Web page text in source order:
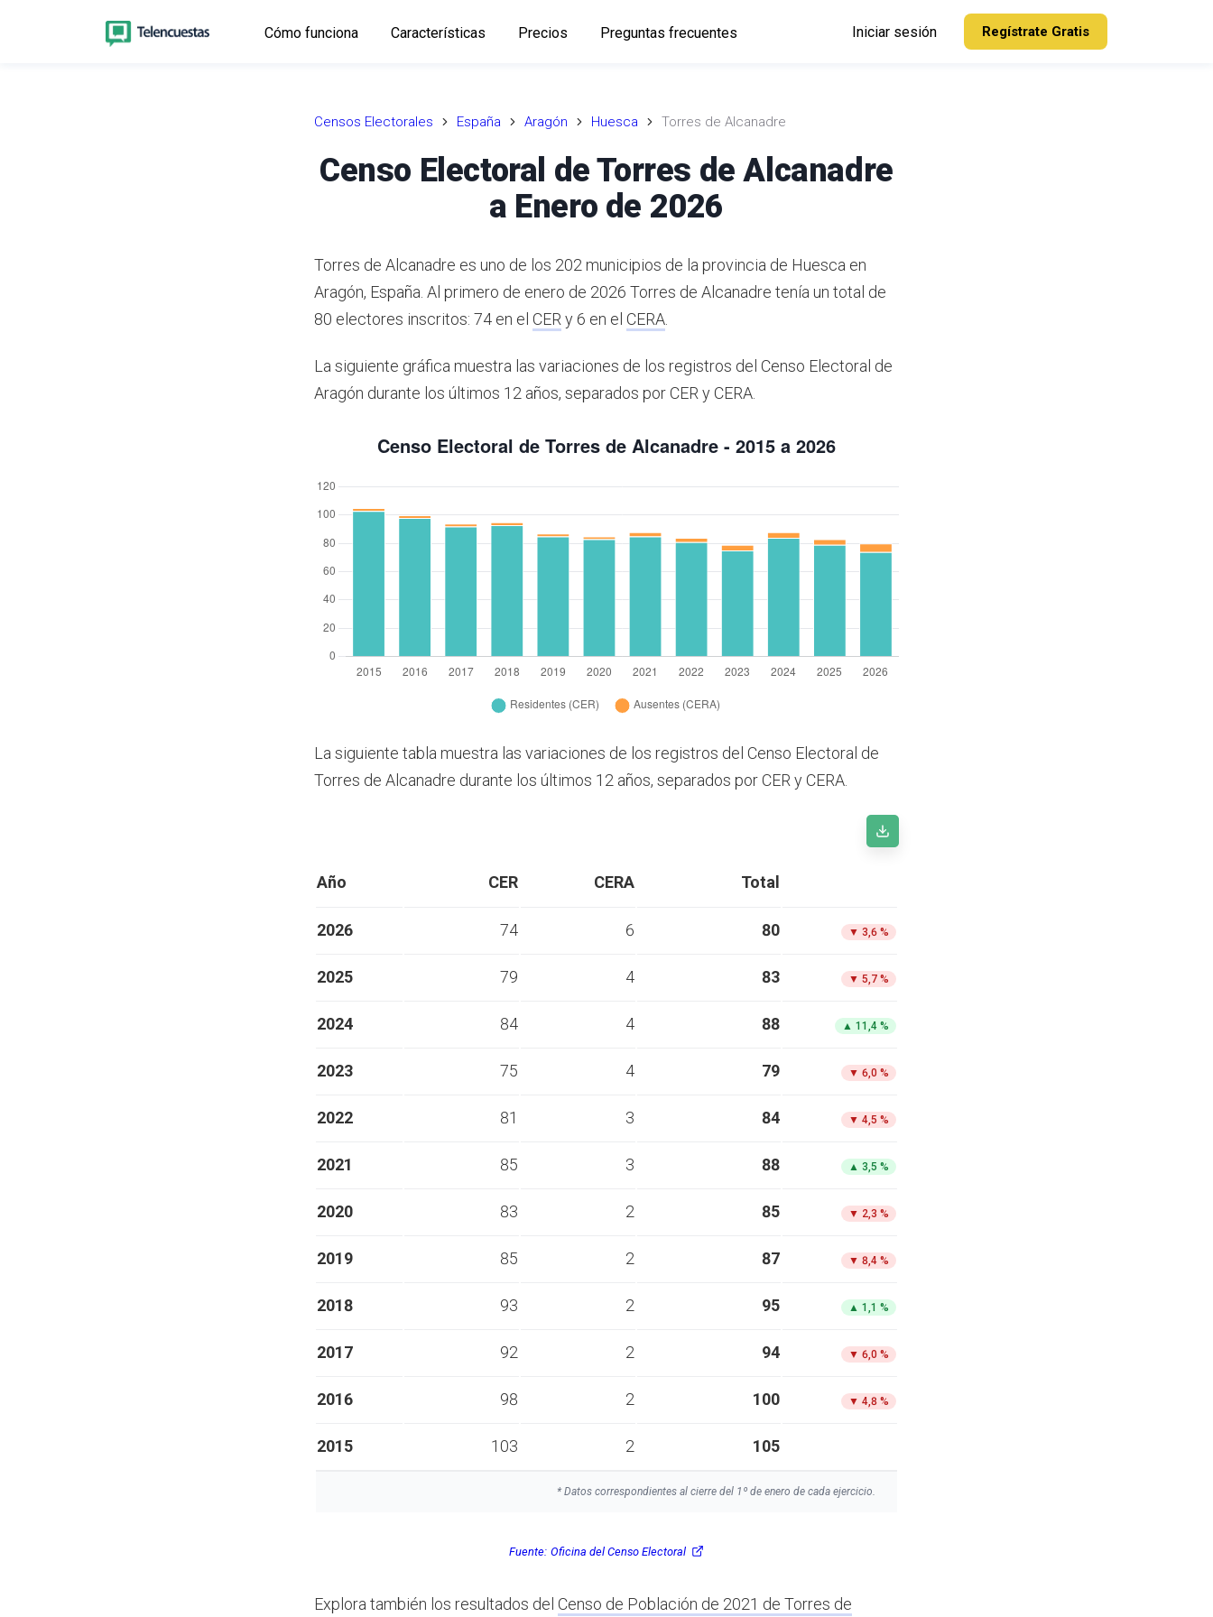
Cómo funciona Características Precios Preguntas frecuentes Iniciar sesión Regístrate Gratis
Censos Electorales España Aragón Huesca Torres de Alcanadre
Censo Electoral de Torres de Alcanadre
a Enero de 2026
Torres de Alcanadre es uno de los 202 municipios de la provincia de Huesca en
Aragón, España. Al primero de enero de 2026 Torres de Alcanadre tenía un total de
80 electores inscritos: 74 en el CER y 6 en el CERA
La siguiente gráfica muestra las variaciones de los registros del Censo Electoral de
Aragón durante los últimos 12 años, separados por CER y CERA.
La siguiente tabla muestra las variaciones de los registros del Censo Electoral de
Torres de Alcanadre durante los últimos 12 años, separados por CER y CERA.
Año CER CERA Total
2026 74 6 80 ▼ 3,6 %
2025 79 4 83 ▼ 5,7 %
2024 84 4 88 ▲ 11,4 %
2023 75 4 79 ▼ 6,0 %
2022 81 3 84 ▼ 4,5 %
2021 85 3 88 ▲ 3,5 %
2020 83 2 85 ▼ 2,3 %
2019 85 2 87 ▼ 8,4 %
2018 93 2 95 ▲ 1,1 %
2017 92 2 94 ▼ 6,0 %
2016 98 2 100 ▼ 4,8 %
2015 103 2 105
* Datos correspondientes al cierre del 1º de enero de cada ejercicio.
Fuente: Oficina del Censo Electoral
Explora también los resultados del Censo de Población de 2021 de Torres de